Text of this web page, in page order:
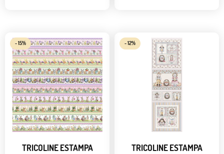
- 15%
TRICOLINE ESTAMPA
- 12%
TRICOLINE ESTAMPA